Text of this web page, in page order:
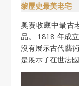
黎歷史最美老宅
奧賽收藏中最古
品。 1818 年成
沒有展示古代藝
是展示了在世法